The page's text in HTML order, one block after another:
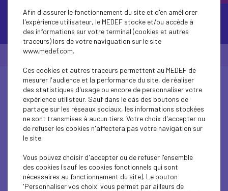
Contactez-nous
© Medef Tarn 2026 -
Afin d'assurer le fonctionnement du site et d'en améliorer
l'expérience utilisateur, le MEDEF stocke et/ou accède à
des informations sur votre terminal (cookies et autres
traceurs) lors de votre naviguation sur le site
www.medef.com.
Ces cookies et autres traceurs permettent au MEDEF de
mesurer l'audience et la performance du site, de réaliser
des statistiques d'usage ou encore de personnaliser votre
expérience utilisteur. Sauf dans le cas des boutons de
partage sur les réseaux sociaux, les informations stockées
ne sont transmises à aucun tiers. Votre choix d'accepter ou
de refuser les cookies n'affectera pas votre navigation sur
le site.
Vous pouvez choisir d'accepter ou de refuser l'ensemble
des cookies (sauf les cookies fonctionnels qui sont
nécessaires au fonctionnement du site). Le bouton
'Personnaliser vos choix' vous permet par ailleurs de